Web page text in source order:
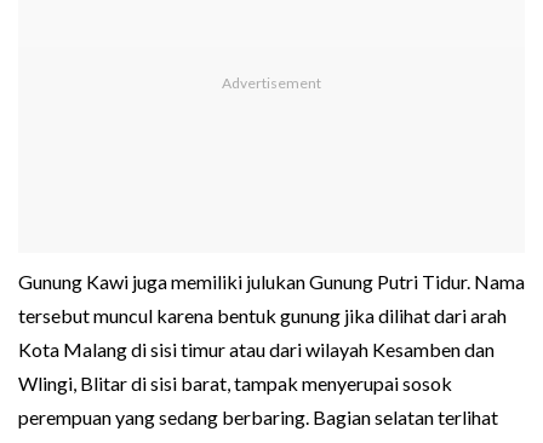
Gunung Kawi juga memiliki julukan Gunung Putri Tidur. Nama
tersebut muncul karena bentuk gunung jika dilihat dari arah
Kota Malang di sisi timur atau dari wilayah Kesamben dan
Wlingi, Blitar di sisi barat, tampak menyerupai sosok
perempuan yang sedang berbaring. Bagian selatan terlihat